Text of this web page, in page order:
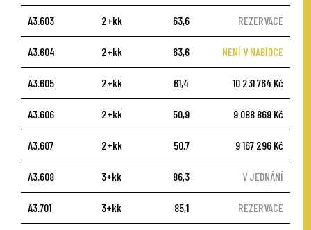
A3.603 2+kk 63,6 REZERVACE
A3.604 2+kk 63,6 NENÍ V NABÍDCE
A3.605 2+kk 61,4 10 231 764 Kč
A3.606 2+kk 50,9 9 088 869 Kč
A3.607 2+kk 50,7 9 167 296 Kč
A3.608 3+kk 86,3 V JEDNÁNÍ
A3.701 3+kk 85,1 REZERVACE